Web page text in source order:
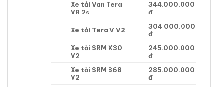
Xe tải Van Tera
V8 2s
344.000.000
đ
Xe tải Tera V V2
304.000.000
đ
Xe tải SRM X30
V2
245.000.000
đ
Xe tải SRM 868
V2
285.000.000
đ